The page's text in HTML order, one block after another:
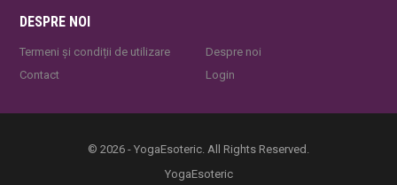
DESPRE NOI
Termeni și condiții de utilizare
Contact
Despre noi
Login
© 2026 - YogaEsoteric. All Rights Reserved.
YogaEsoteric